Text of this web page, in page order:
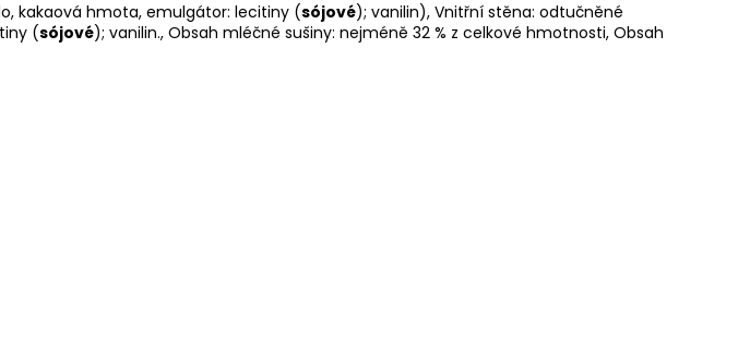
kakaová hmota, emulgátor: lecitiny (sójové); vanilin), Vnitřní stěna: odtučněné
(sójové); vanilin., Obsah mléčné sušiny: nejméně 32 % z celkové hmotnosti, Obsah